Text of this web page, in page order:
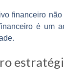
financeiro
é um